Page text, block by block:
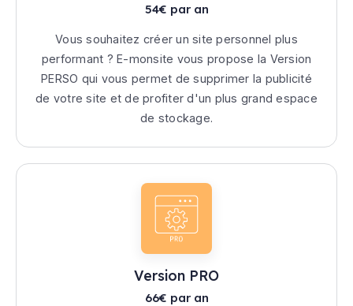
54€ par an
Vous souhaitez créer un site personnel plus
performant ? E-monsite vous propose la Version
PERSO qui vous permet de supprimer la publicité
de votre site et de profiter d'un plus grand espace
de stockage.
Version PRO
66€ par an